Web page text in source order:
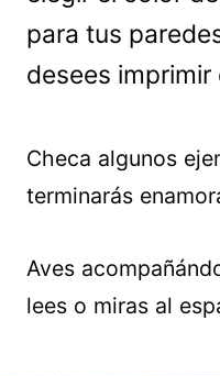
para tus
desees
Checa algunos
terminarás
Aves
lees o miras al